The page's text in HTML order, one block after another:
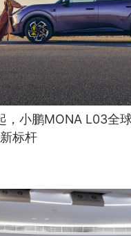
，小鹏MONA L03全
标杆